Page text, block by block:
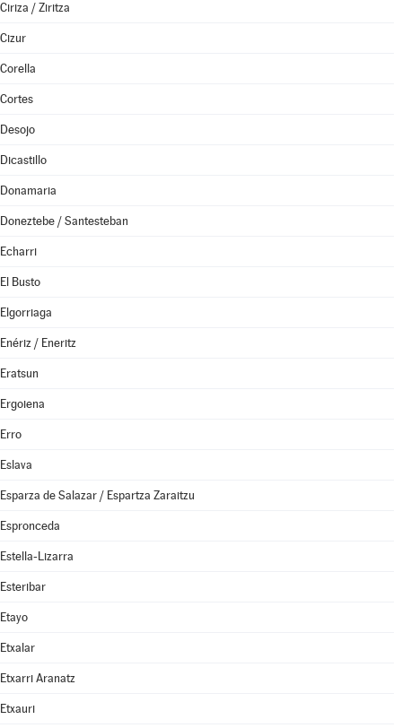
Ciriza / Ziritza
Cizur
Corella
Cortes
Desojo
Dicastillo
Donamaria
Doneztebe / Santesteban
Echarri
El Busto
Elgorriaga
Enériz / Eneritz
Eratsun
Ergoiena
Erro
Eslava
Esparza de Salazar / Espartza Zaraitzu
Espronceda
Estella-Lizarra
Esteribar
Etayo
Etxalar
Etxarri Aranatz
Etxauri